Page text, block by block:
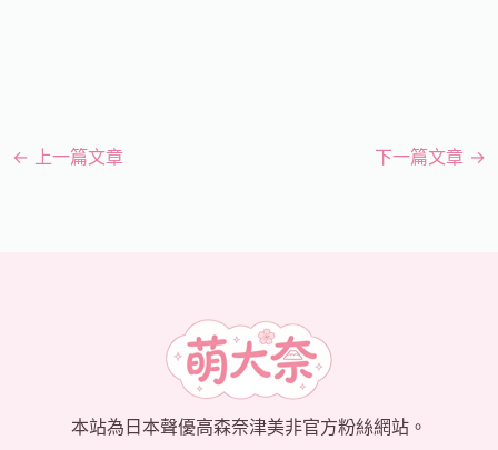
← 上一篇文章 下一篇文章 →
本站為日本聲優高森奈津美非官方粉絲網站。